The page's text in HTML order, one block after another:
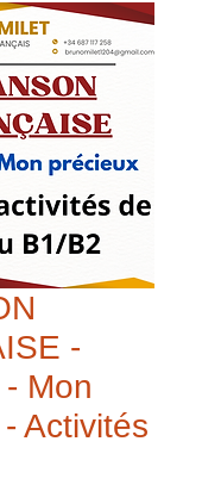
-
Mon
Activités